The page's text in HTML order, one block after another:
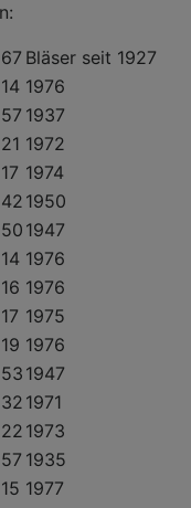
67 Bläser seit 1927
14 1976
57 1937
21 1972
17 1974
42 1950
50 1947
14 1976
16 1976
17 1975
19 1976
53 1947
32 1971
22 1973
57 1935
15 1977